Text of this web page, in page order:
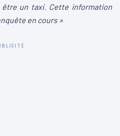
un taxi. Cette information
en cours »